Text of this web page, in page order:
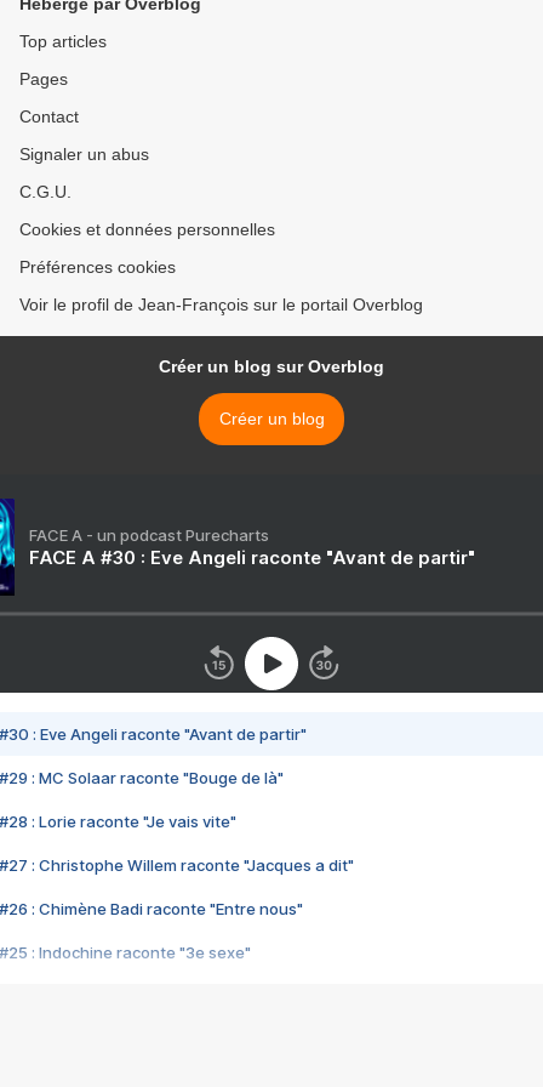
Top articles
Pages
Contact
Signaler un abus
C.G.U.
Cookies et données personnelles
Préférences cookies
Voir le profil de Jean-François sur le portail Overblog
Créer un blog sur Overblog
Créer un blog
FACE A - un podcast Purecharts
FACE A #30 : Eve Angeli raconte "Avant de partir"
#30 : Eve Angeli raconte "Avant de partir"
#29 : MC Solaar raconte "Bouge de là"
#28 : Lorie raconte "Je vais vite"
#27 : Christophe Willem raconte "Jacques a dit"
#26 : Chimène Badi raconte "Entre nous"
#25 : Indochine raconte "3e sexe"